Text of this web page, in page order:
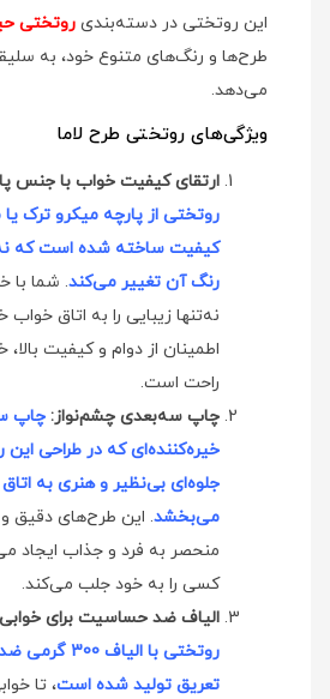
این روتختی در دسته‌بندی روتختی
طرح‌ها و رنگ‌های متنوع خود، به
می‌دهد.
ویژگی‌های روتختی طرح لاما
ارتقای کیفیت خواب با جنس
روتختی از پارچه میکرو ترک یا
کیفیت ساخته شده است که
رنگ آن تغییر می‌کند. شما با
نه‌تنها زیبایی را به اتاق خواب
اطمینان از دوام و کیفیت بالا،
راحت است.
چاپ سه‌بعدی چشم‌نواز: چاپ
خیره‌کننده‌ای که در طراحی این
جلوه‌ای بی‌نظیر و هنری به
می‌بخشد. این طرح‌های دقیق
منحصر به فرد و جذاب ایجاد
کسی را به خود جلب می‌کند.
الیاف ضد حساسیت برای
روتختی با
تعریق تولید شده است، تا